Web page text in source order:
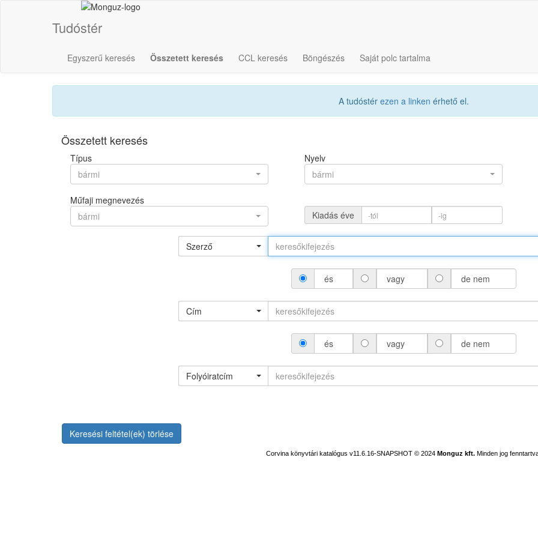
Tudóstér
Egyszerű keresés Összetett keresés CCL keresés Böngészés Saját polc tartalma
A tudóstér ezen a linken érhető el.
Összetett keresés
Típus
bármi
Nyelv
bármi
Műfaji megnevezés
bármi
Kiadás éve
Szerző
és vagy de nem
Cím
és vagy de nem
Folyóiratcím
Keresési feltétel(ek) törlése
Corvina könyvtári katalógus v11.6.16-SNAPSHOT © 2024 Monguz kft. Minden jog